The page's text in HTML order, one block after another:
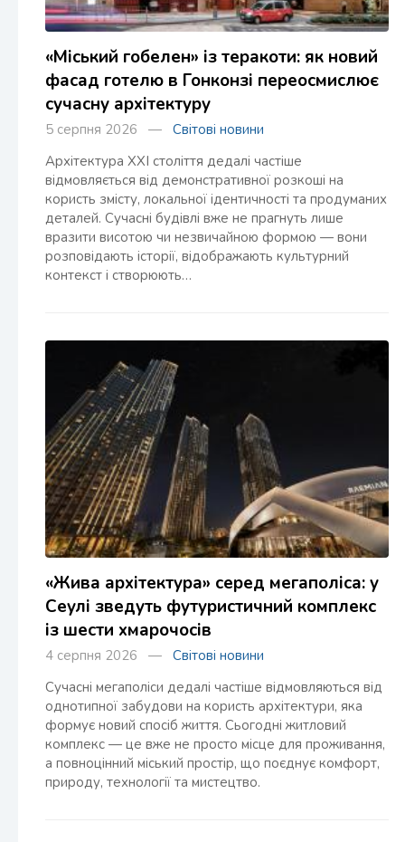
«Міський гобелен» із теракоти: як новий
фасад готелю в Гонконзі переосмислює
сучасну архітектуру
5 серпня 2026 — Світові новини
Архітектура XXI століття дедалі частіше
відмовляється від демонстративної розкоші на
користь змісту, локальної ідентичності та продуманих
деталей. Сучасні будівлі вже не прагнуть лише
вразити висотою чи незвичайною формою — вони
розповідають історії, відображають культурний
контекст і створюють…
«Жива архітектура» серед мегаполіса: у
Сеулі зведуть футуристичний комплекс
із шести хмарочосів
4 серпня 2026 — Світові новини
Сучасні мегаполіси дедалі частіше відмовляються від
однотипної забудови на користь архітектури, яка
формує новий спосіб життя. Сьогодні житловий
комплекс — це вже не просто місце для проживання,
а повноцінний міський простір, що поєднує комфорт,
природу, технології та мистецтво.